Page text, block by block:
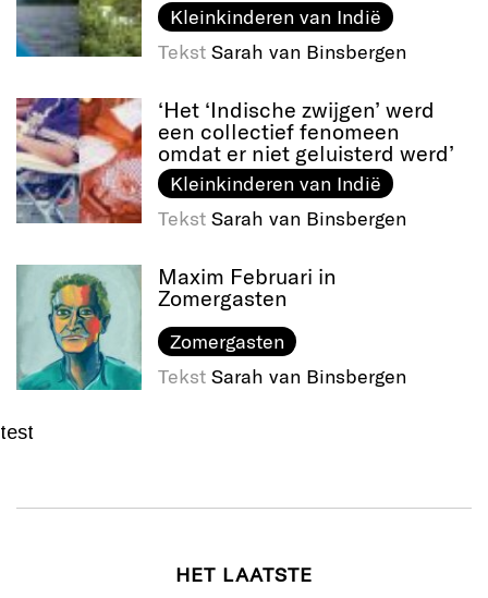
Kleinkinderen van Indië
Tekst Sarah van Binsbergen
‘Het ‘Indische zwijgen’ werd
een collectief fenomeen
omdat er niet geluisterd werd’
Kleinkinderen van Indië
Tekst Sarah van Binsbergen
Maxim Februari in
Zomergasten
Zomergasten
Tekst Sarah van Binsbergen
test
HET LAATSTE